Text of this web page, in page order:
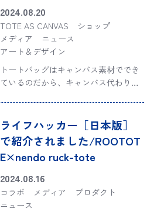
2024.08.20
TOTE AS CANVAS
ショップ
メディア
ニュース
アート＆デザイン
トートバッグはキャンバス素材ででき
ているのだから、キャンバス代わりに
街はさながらギャラリーのようになる
のでは？そんな発想から2003年に生ま
れたのが「ト […]
ライフハッカー［日本版］
で紹介されました/ROOTOT
E×nendo ruck-tote
2024.08.16
コラボ メディア
プロダクト
ニュース